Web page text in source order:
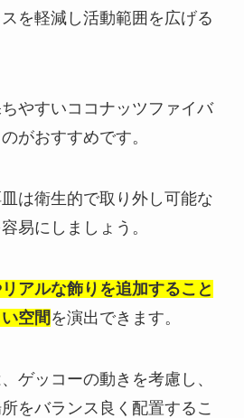
を軽減し活動範囲を広げる
やすいココナッツファイバ
がおすすめです。
は衛生的で取り外し可能な
易にしましょう。
アルな飾りを追加すること
空間 を演出できます。
ゲッコーの動きを考慮し、
をバランス良く配置するこ